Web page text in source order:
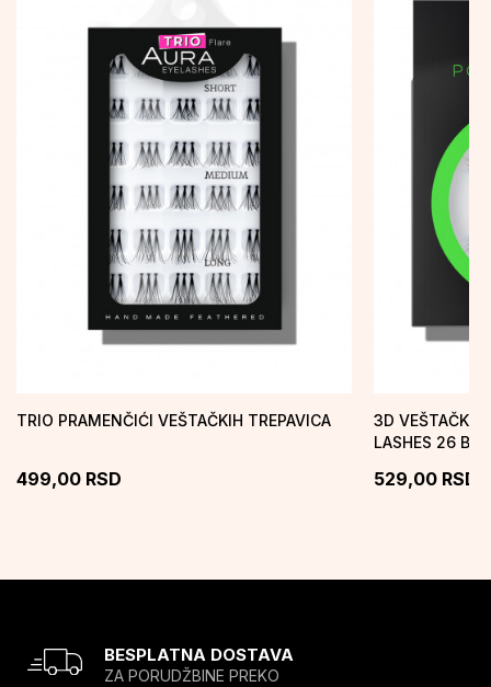
TRIO PRAMENČIĆI VEŠTAČKIH TREPAVICA
499,00 RSD
3D VEŠTAČKE
LASHES 26
529,00 RSD
BESPLATNA DOSTAVA
ZA PORUDŽBINE PREKO